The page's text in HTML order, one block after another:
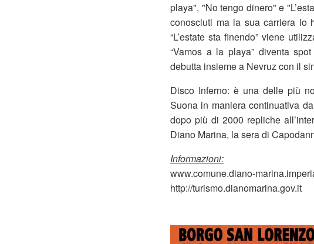
playa", "No tengo dinero" e
conosciuti ma la sua carriera lo
“L’estate sta finendo” viene
“Vamos a la playa” diventa
debutta insieme a Nevruz con il
Disco Inferno: è una delle più
Suona in maniera continuativa
dopo più di 2000 repliche
Diano Marina, la sera di
Informazioni:
www.comune.diano-
http://turismo.dianomarina.gov.it